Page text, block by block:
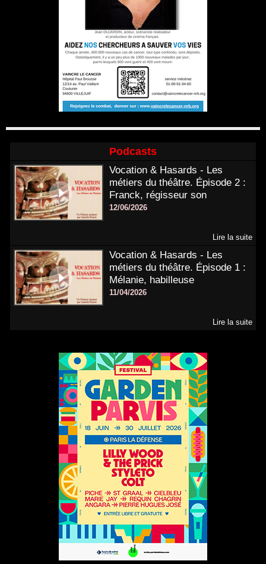
Podcasts
Vocation & Hasards - Les
métiers du théâtre. Épisode 2 :
Franck, régisseur son
12/06/2026
Lire la suite
Vocation & Hasards - Les
métiers du théâtre. Épisode 1 :
Mélanie, habilleuse
11/04/2026
Lire la suite